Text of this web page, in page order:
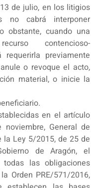
de julio, en los litigios
no cabrá interponer
obstante, cuando una
contencioso-
previamente
o revoque el acto,
material, o inicie la
en el artículo
General de
Ley 5/2015, de 25 de
de Aragón, el
las obligaciones
Orden PRE/571/2016,